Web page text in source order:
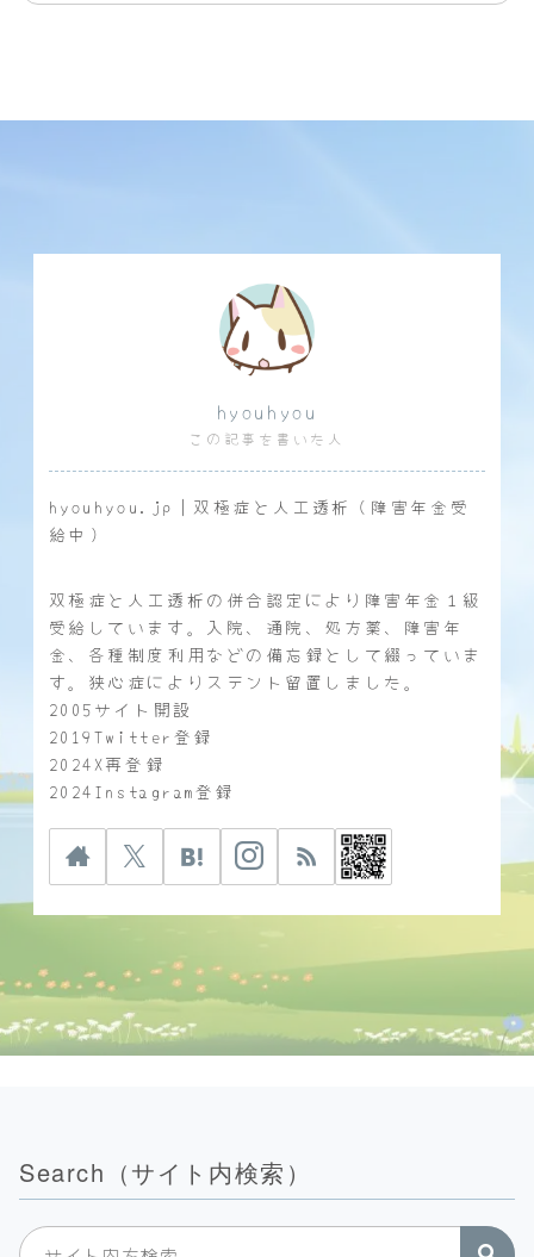
hyouhyou
この記事を書いた人
hyouhyou.jp｜双極症と人工透析（障害年金受
給中）
双極症と人工透析の併合認定により障害年金１級
受給しています。入院、通院、処方薬、障害年
金、各種制度利用などの備忘録として綴っていま
す。狭心症によりステント留置しました。
2005サイト開設
2019Twitter登録
2024X再登録
2024Instagram登録
Search（サイト内検索）